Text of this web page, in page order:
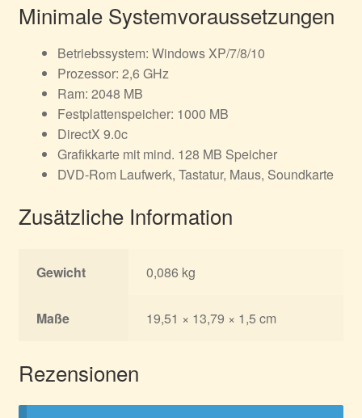
Minimale Systemvoraussetzungen
Betriebssystem: Windows XP/7/8/10
Prozessor: 2,6 GHz
Ram: 2048 MB
Festplattenspeicher: 1000 MB
DirectX 9.0c
Grafikkarte mit mind. 128 MB Speicher
DVD-Rom Laufwerk, Tastatur, Maus, Soundkarte
Zusätzliche Information
Gewicht 0,086 kg
Maße 19,51 × 13,79 × 1,5 cm
Rezensionen